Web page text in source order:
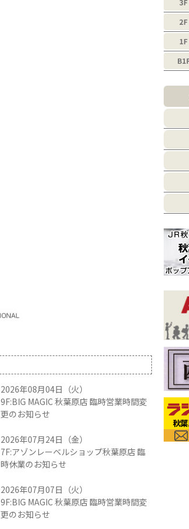
2026年08月04日（火）
9F:BIG MAGIC 秋葉原店 臨時営業時間変
更のお知らせ
2026年07月24日（金）
7F:アゾンレーベルショップ秋葉原店 臨
時休業のお知らせ
2026年07月07日（火）
9F:BIG MAGIC 秋葉原店 臨時営業時間変
更のお知らせ